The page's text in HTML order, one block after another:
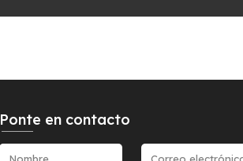
Ponte en contacto